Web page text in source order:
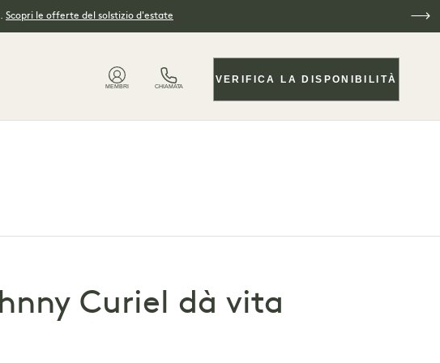
Scopri le offerte del solstizio d'estate
MEMBRI CHIAMATA
VERIFICA LA DISPONIBILITÀ
Curiel dà vita